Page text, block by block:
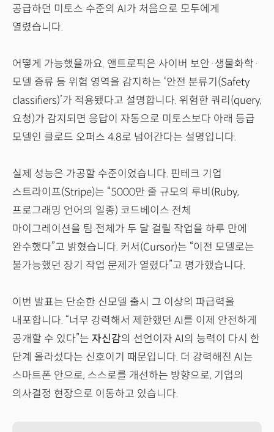
공급하던 미토스 수준의 AI가 처음으로 모두에게
열렸습니다.
어떻게 가능했을까요. 앤트로픽은 사이버 보안·생물화학·
모델 증류 등 위험 영역을 감지하는 ‘안전 분류기(Safety
classifiers)’가 적용됐다고 설명합니다. 위험한 쿼리(query,
요청)가 감지되면 응답이 자동으로 미토스보다 아래 등급
모델인 클로드 오퍼스 4.8로 넘어간다는 설명입니다.
실제 성능은 가공할 수준이었습니다. 핀테크 기업
스트라이프(Stripe)는 “5000만 줄 규모의 루비(Ruby,
프로그래밍 언어의 일종) 코드베이스 전체
마이그레이션을 팀 전체가 두 달 걸릴 작업을 하루 만에
완수했다”고 밝혔습니다. 커서(Cursor)는 “이전 모델로는
불가능했던 장기 작업 문제가 열렸다”고 평가했습니다.
이번 발표는 단순한 신모델 출시 그 이상의 파급력을
내포합니다. “너무 강력해서 제한했던 AI를 이제 안전하게
공개할 수 있다”는 자신감의 선언이자 AI의 능력이 다시 한
단계 올라섰다는 신호이기 때문입니다. 더 강력해진 AI는
스마트폰 안으로, 스스로를 개선하는 방향으로, 기업의
의사결정 현장으로 이동하고 있습니다.